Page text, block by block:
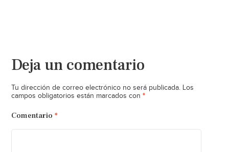
Deja un comentario
Tu dirección de correo electrónico no será publicada. Los
campos obligatorios están marcados con *
Comentario *